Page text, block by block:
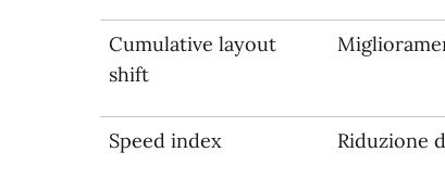
Cumulative layout
shift
Speed index Riduzione